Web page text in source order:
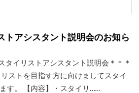
トアシスタント説明会のお知ら
タイリストアシスタント説明会＊＊＊
ストを目指す方に向けましてスタイ
す。 【内容】・スタイリ……